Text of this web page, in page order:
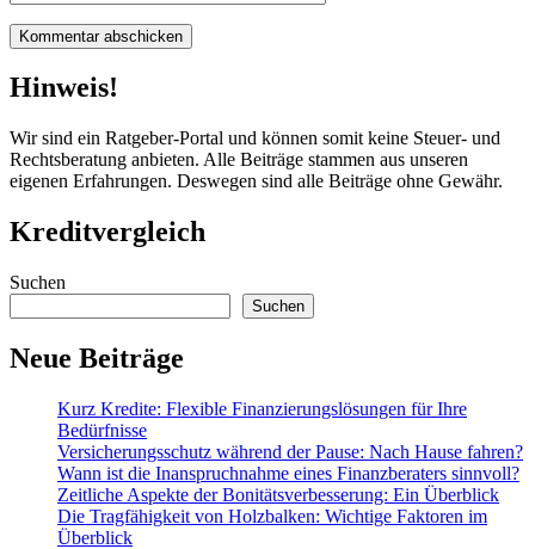
Hinweis!
Wir sind ein Ratgeber-Portal und können somit keine Steuer- und
Rechtsberatung anbieten. Alle Beiträge stammen aus unseren
eigenen Erfahrungen. Deswegen sind alle Beiträge ohne Gewähr.
Kreditvergleich
Suchen
Suchen
Neue Beiträge
Kurz Kredite: Flexible Finanzierungslösungen für Ihre
Bedürfnisse
Versicherungsschutz während der Pause: Nach Hause fahren?
Wann ist die Inanspruchnahme eines Finanzberaters sinnvoll?
Zeitliche Aspekte der Bonitätsverbesserung: Ein Überblick
Die Tragfähigkeit von Holzbalken: Wichtige Faktoren im
Überblick